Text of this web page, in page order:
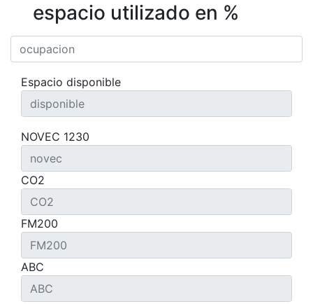
espacio utilizado en %
Espacio disponible
NOVEC 1230
CO2
FM200
ABC